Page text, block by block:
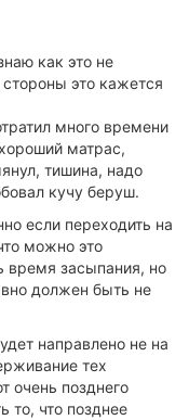
как это не
стороны это кажется
много времени
матрас,
тишина, надо
кучу беруш.
если переходить на
можно это
время засыпания, но
должен быть не
направлено не на
тех
очень позднего
то, что позднее